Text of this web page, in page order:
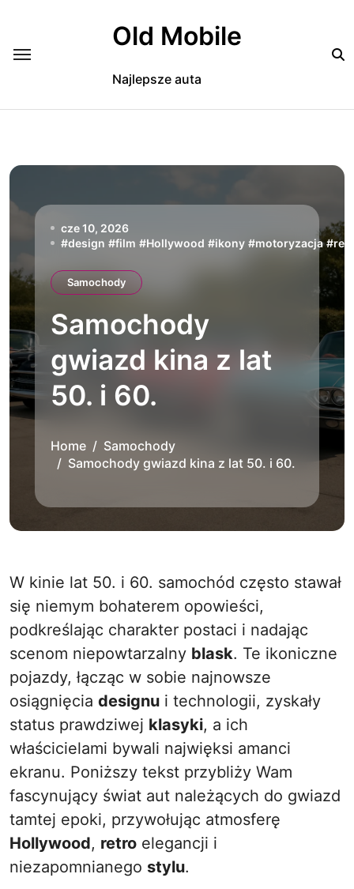
Old Mobile
Najlepsze auta
cze 10, 2026
#design #film #Hollywood #ikony #motoryzacja #
Samochody
Samochody
gwiazd kina z lat
50. i 60.
Home
Samochody
Samochody gwiazd kina z lat 50. i 60.
W kinie lat 50. i 60. samochód często stawał
się niemym bohaterem opowieści,
podkreślając charakter postaci i nadając
scenom niepowtarzalny blask. Te ikoniczne
pojazdy, łącząc w sobie najnowsze
osiągnięcia designu i technologii, zyskały
status prawdziwej klasyki, a ich
właścicielami bywali najwięksi amanci
ekranu. Poniższy tekst przybliży Wam
fascynujący świat aut należących do gwiazd
tamtej epoki, przywołując atmosferę
Hollywood, retro elegancji i
niezapomnianego stylu.